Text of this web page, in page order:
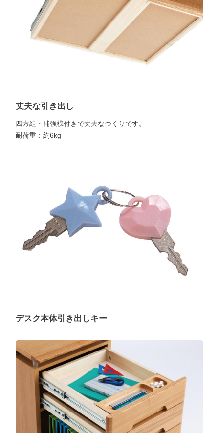
丈夫な引き出し
四方組・補強桟付きで丈夫なつくりです。
耐荷重：約6kg
デスク本体引き出しキー